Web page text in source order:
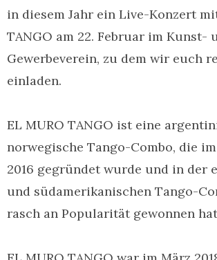
in diesem Jahr ein Live-Konzert
TANGO am 22. Februar im Kunst-
Gewerbeverein, zu dem wir euch
einladen.
EL MURO TANGO ist eine
norwegische Tango-Combo, die
2016 gegründet wurde und in der
und südamerikanischen Tango-
rasch an Popularität gewonnen